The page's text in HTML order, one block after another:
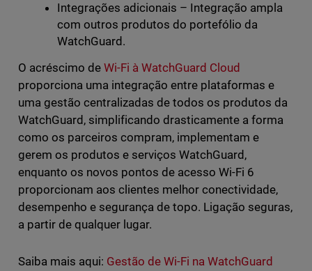
Integrações adicionais – Integração ampla
com outros produtos do portefólio da
WatchGuard.
O acréscimo de Wi-Fi à WatchGuard Cloud
proporciona uma integração entre plataformas e
uma gestão centralizadas de todos os produtos da
WatchGuard, simplificando drasticamente a forma
como os parceiros compram, implementam e
gerem os produtos e serviços WatchGuard,
enquanto os novos pontos de acesso Wi-Fi 6
proporcionam aos clientes melhor conectividade,
desempenho e segurança de topo. Ligação seguras,
a partir de qualquer lugar.
Saiba mais aqui: Gestão de Wi-Fi na WatchGuard